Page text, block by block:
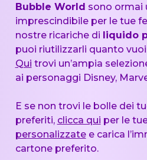
Bubble World sono ormai
imprescindibile per le tue
nostre ricariche di liquido
puoi riutilizzarli quanto
Qui trovi un’ampia
ai personaggi Disney,
E se non trovi le bolle dei
preferiti, clicca qui per le
personalizzatee carica
cartone preferito.